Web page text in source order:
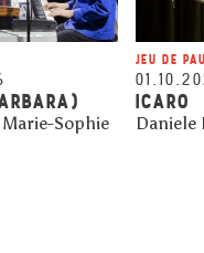
Sophie
JEU DE
ICARO
Daniele